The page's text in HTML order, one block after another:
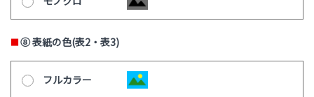
⑧ 表紙の色(表2・表3)
フルカラー